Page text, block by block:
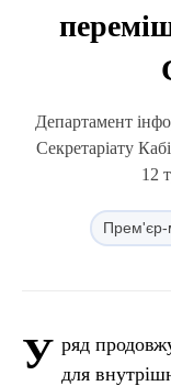
Департамент
Секретаріату
12
Прем'єр-
У ряд
для